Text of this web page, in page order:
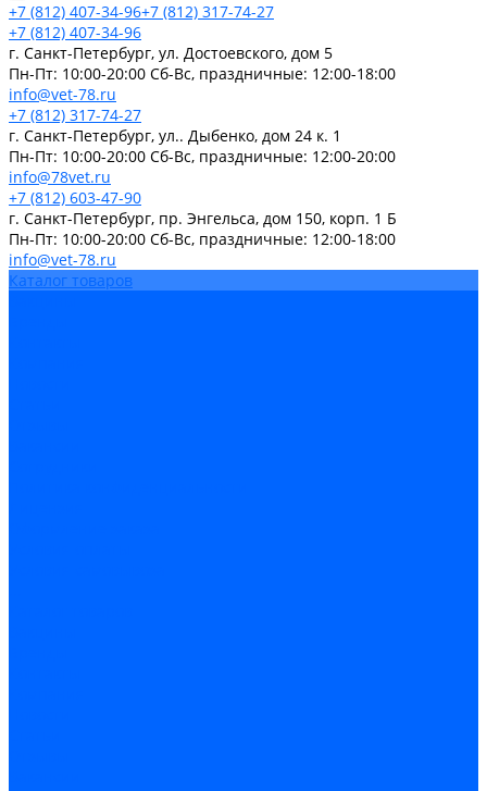
+7 (812) 407-34-96+7 (812) 317-74-27
+7 (812) 407-34-96
г. Санкт-Петербург, ул. Достоевского, дом 5
Пн-Пт: 10:00-20:00 Cб-Вс, праздничные: 12:00-18:00
info@vet-78.ru
+7 (812) 317-74-27
г. Санкт-Петербург, ул.. Дыбенко, дом 24 к. 1
Пн-Пт: 10:00-20:00 Cб-Вс, праздничные: 12:00-20:00
info@78vet.ru
+7 (812) 603-47-90
г. Санкт-Петербург, пр. Энгельса, дом 150, корп. 1 Б
Пн-Пт: 10:00-20:00 Cб-Вс, праздничные: 12:00-18:00
info@vet-78.ru
Каталог товаров